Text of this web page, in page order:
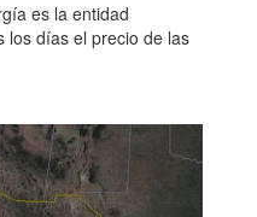
es la entidad
los días el precio de las